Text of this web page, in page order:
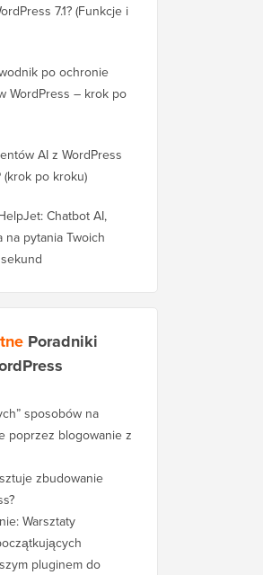
7.1? (Funkcje i
po ochronie
WordPress – krok po
AI z WordPress
(krok po kroku)
Chatbot AI,
pytania Twoich
Poradniki
sposobów na
poprzez blogowanie z
zbudowanie
Warsztaty
pluginem do